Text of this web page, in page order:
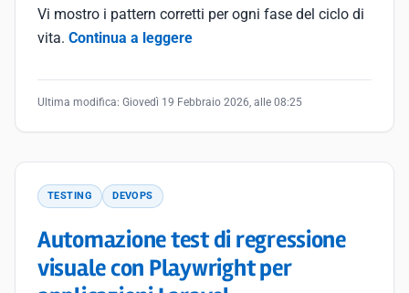
Vi mostro i pattern corretti per ogni fase del ciclo di
vita. Continua a leggere
Ultima modifica: Giovedì 19 Febbraio 2026, alle 08:25
TESTING DEVOPS
Automazione test di regressione
visuale con Playwright per